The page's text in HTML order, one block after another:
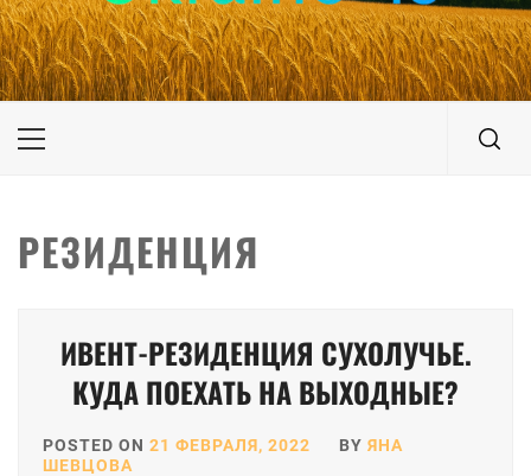
UKRAINE-IS
ПУТЕШЕСТВИЕ ПО УКРАИНЕ
Primary
РЕЗИДЕНЦИЯ
ИВЕНТ-РЕЗИДЕНЦИЯ СУХОЛУЧЬЕ.
КУДА ПОЕХАТЬ НА ВЫХОДНЫЕ?
POSTED ON 21 ФЕВРАЛЯ, 2022 BY ЯНА
ШЕВЦОВА